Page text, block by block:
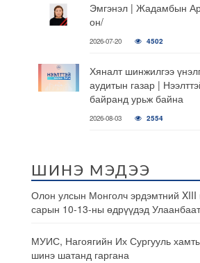
Эмгэнэл | Жадамбын
он/
2026-07-20 4502
Хяналт шинжилгээ
аудитын газар |
байранд урьж байна
2026-08-03 2554
ШИНЭ МЭДЭЭ
Олон улсын Монголч эрдэмтний XIII
сарын 10-13-ны өдрүүдэд
МУИС, Нагоягийн Их Сургууль
шинэ шатанд гаргана